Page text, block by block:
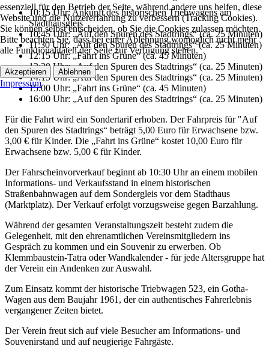
10:15 Uhr: Ankunft des historischen Triebwagens am
Stadthausgleis
10:45 Uhr: „Auf den Spuren des Stadtrings“ (ca. 25 Minuten)
11:30 Uhr: „Auf den Spuren des Stadtrings“ (ca. 25 Minuten)
12:15 Uhr: „Fahrt ins Grüne“ (ca. 45 Minuten)
13:30 Uhr: „Auf den Spuren des Stadtrings“ (ca. 25 Minuten)
14:15 Uhr: „Auf den Spuren des Stadtrings“ (ca. 25 Minuten)
15:00 Uhr: „Fahrt ins Grüne“ (ca. 45 Minuten)
16:00 Uhr: „Auf den Spuren des Stadtrings“ (ca. 25 Minuten)
Für die Fahrt wird ein Sondertarif erhoben. Der Fahrpreis für "Auf
den Spuren des Stadtrings“ beträgt 5,00 Euro für Erwachsene bzw.
3,00 € für Kinder. Die „Fahrt ins Grüne“ kostet 10,00 Euro für
Erwachsene bzw. 5,00 € für Kinder.
Der Fahrscheinvorverkauf beginnt ab 10:30 Uhr an einem mobilen
Informations- und Verkaufsstand in einem historischen
Straßenbahnwagen auf dem Sondergleis vor dem Stadthaus
(Marktplatz). Der Verkauf erfolgt vorzugsweise gegen Barzahlung.
Während der gesamten Veranstaltungszeit besteht zudem die
Gelegenheit, mit den ehrenamtlichen Vereinsmitgliedern ins
Gespräch zu kommen und ein Souvenir zu erwerben. Ob
Klemmbaustein-Tatra oder Wandkalender - für jede Altersgruppe hat
der Verein ein Andenken zur Auswahl.
Zum Einsatz kommt der historische Triebwagen 523, ein Gotha-
Wagen aus dem Baujahr 1961, der ein authentisches Fahrerlebnis
vergangener Zeiten bietet.
Der Verein freut sich auf viele Besucher am Informations- und
Souvenirstand und auf neugierige Fahrgäste.
essenziell für den Betrieb der Seite, während andere uns helfen, diese
Website und die Nutzererfahrung zu verbessern (Tracking Cookies).
Sie können selbst entscheiden, ob Sie die Cookies zulassen möchten.
Bitte beachten Sie, dass bei einer Ablehnung womöglich nicht mehr
alle Funktionalitäten der Seite zur Verfügung stehen.
Akzeptieren Ablehnen
Impressum